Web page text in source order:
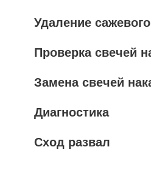
Удаление
Проверка свечей
Замена свечей
Диагностика
Сход развал